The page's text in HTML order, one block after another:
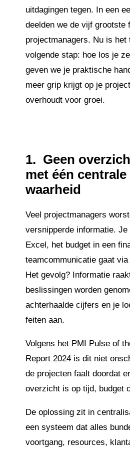
uitdagingen tegen. In een
deelden we de vijf grootste
projectmanagers. Nu is het
volgende stap: hoe los je
geven we je praktische
meer grip krijgt op je
overhoudt voor groei.
1. Geen
met één
waarheid
Veel projectmanagers
versnipperde informatie.
Excel, het budget in een
teamcommunicatie gaat
Het gevolg? Informatie
beslissingen worden
achterhaalde cijfers en je
feiten aan.
Volgens het PMI Pulse of
Report 2024 is dit niet
de projecten faalt doordat
overzicht is op tijd, budget
De oplossing zit in
een systeem dat alles
voortgang, resources,